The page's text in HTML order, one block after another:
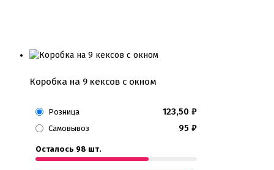
Коробка на 9 кексов с окном
Розница 123,50 ₽
Самовывоз 95 ₽
Осталось 98 шт.